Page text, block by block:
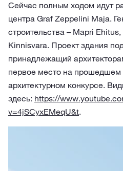
Сейчас полным ходом идут
центра Graf Zeppelini Maja.
строительства – Mapri
Kinnisvara. Проект здания
принадлежащий
первое место на прошедшем
архитектурном конкурсе.
здесь: https://
v=4jSCyxEMeqU&t.